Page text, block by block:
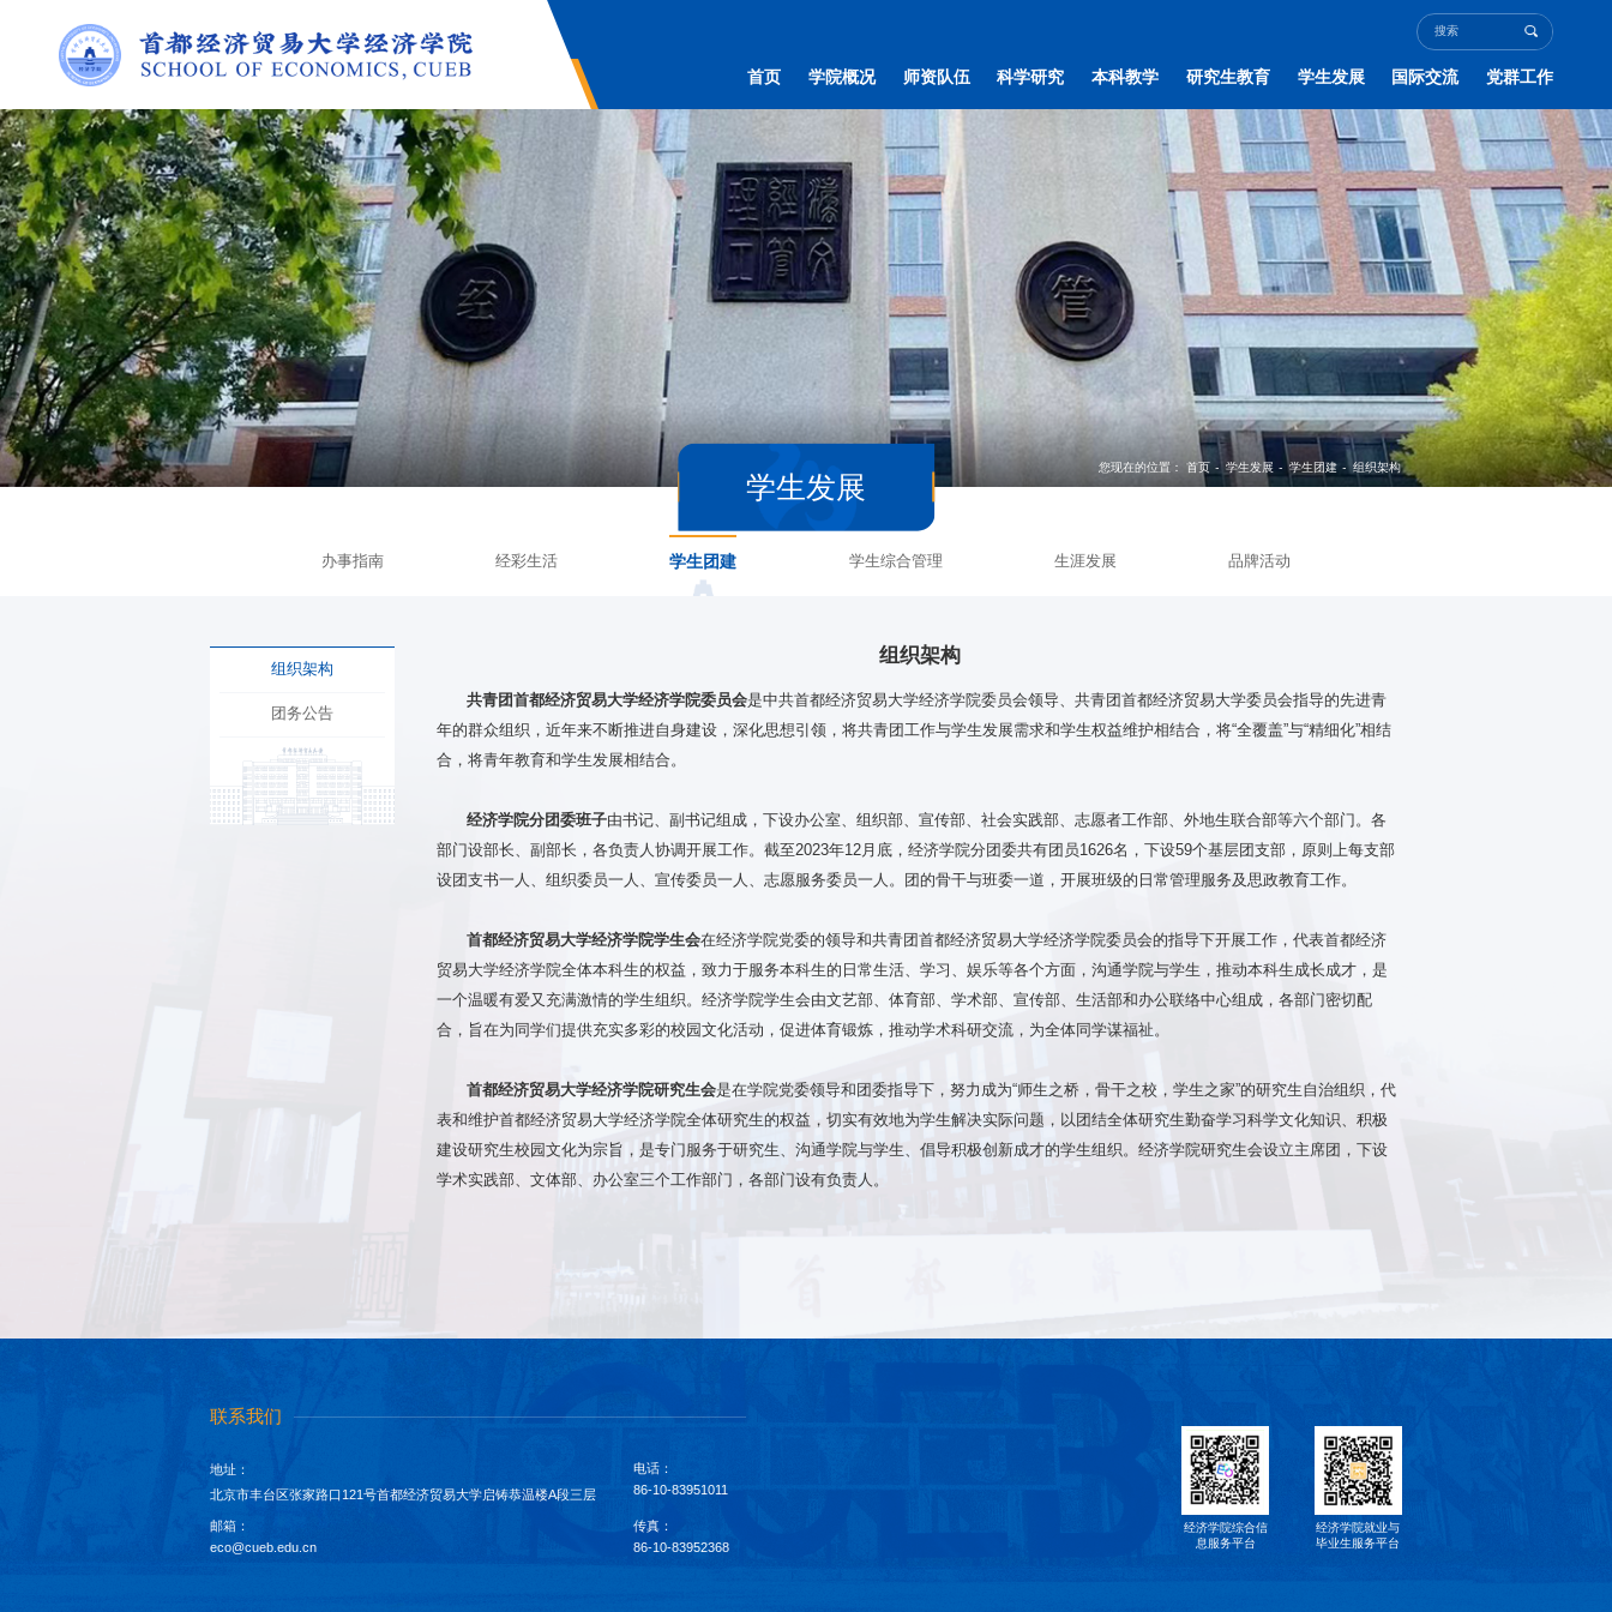
首页 学院概况 师资队伍 科学研究 本科教学 研究生教育 学生发展 国际交流 党群工作
您现在的位置： 首页 - 学生发展 - 学生团建 - 组织架构
学生发展
办事指南 经彩生活 学生团建 学生综合管理 生涯发展 品牌活动
组织架构
团务公告
组织架构
共青团首都经济贸易大学经济学院委员会是中共首都经济贸易大学经济学院委员会领导、共青团首都经济贸易大学委员会指导的先进青
年的群众组织，近年来不断推进自身建设，深化思想引领，将共青团工作与学生发展需求和学生权益维护相结合，将“全覆盖”与“精细化”相结
合，将青年教育和学生发展相结合。
经济学院分团委班子由书记、副书记组成，下设办公室、组织部、宣传部、社会实践部、志愿者工作部、外地生联合部等六个部门。各
部门设部长、副部长，各负责人协调开展工作。截至2023年12月底，经济学院分团委共有团员1626名，下设59个基层团支部，原则上每支部
设团支书一人、组织委员一人、宣传委员一人、志愿服务委员一人。团的骨干与班委一道，开展班级的日常管理服务及思政教育工作。
首都经济贸易大学经济学院学生会在经济学院党委的领导和共青团首都经济贸易大学经济学院委员会的指导下开展工作，代表首都经济
贸易大学经济学院全体本科生的权益，致力于服务本科生的日常生活、学习、娱乐等各个方面，沟通学院与学生，推动本科生成长成才，是
一个温暖有爱又充满激情的学生组织。经济学院学生会由文艺部、体育部、学术部、宣传部、生活部和办公联络中心组成，各部门密切配
合，旨在为同学们提供充实多彩的校园文化活动，促进体育锻炼，推动学术科研交流，为全体同学谋福祉。
首都经济贸易大学经济学院研究生会是在学院党委领导和团委指导下，努力成为“师生之桥，骨干之校，学生之家”的研究生自治组织，代
表和维护首都经济贸易大学经济学院全体研究生的权益，切实有效地为学生解决实际问题，以团结全体研究生勤奋学习科学文化知识、积极
建设研究生校园文化为宗旨，是专门服务于研究生、沟通学院与学生、倡导积极创新成才的学生组织。经济学院研究生会设立主席团，下设
学术实践部、文体部、办公室三个工作部门，各部门设有负责人。
联系我们
地址：
北京市丰台区张家路口121号首都经济贸易大学启铸恭温楼A段三层
电话：
86-10-83951011
邮箱：
eco@cueb.edu.cn
传真：
86-10-83952368
经济学院综合信
息服务平台
经济学院就业与
毕业生服务平台